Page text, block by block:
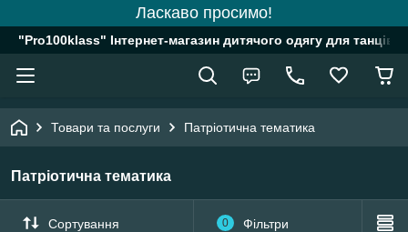
Ласкаво просимо!
"Pro100klass" Інтернет-магазин дитячого одягу для танців,
Товари та послуги Патріотична тематика
Патріотична тематика
Сортування 0 Фільтри